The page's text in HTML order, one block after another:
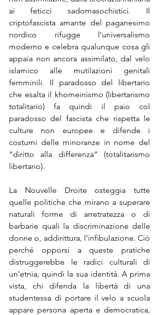
ai feticci sadomasochistici. Il
criptofascista amante del paganesimo
nordico rifugge l’universalismo
moderno e celebra qualunque cosa gli
appaia non ancora assimilato, dal velo
islamico alle mutilazioni genitali
femminili. Il paradosso del libertario
che esalta il khomeinismo (libertarismo
totalitario) fa quindi il paio col
paradosso del fascista che rispetta le
culture non europee e difende i
costumi delle minoranze in nome del
“diritto alla differenza” (totalitarismo
libertario).
La Nouvelle Droite osteggia tutte
quelle politiche che mirano a superare
naturali forme di arretratezza o di
barbarie quali la discriminazione delle
donne o, addirittura, l’infibulazione. Ciò
perché opporsi a queste pratiche
distruggerebbe le radici culturali di
un’etnia, quindi la sua identità. A prima
vista, chi difenda la libertà di una
studentessa di portare il velo a scuola
appare persona aperta e democratica,